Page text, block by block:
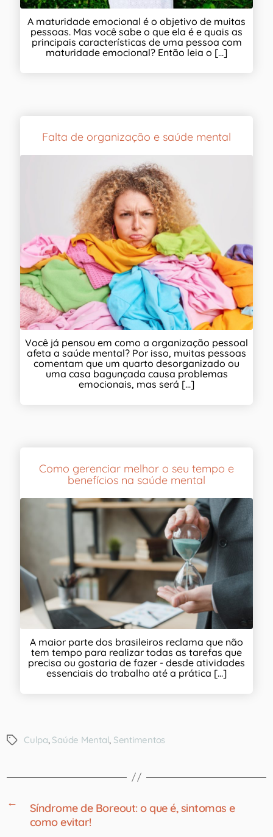
A maturidade emocional é o objetivo de muitas
pessoas. Mas você sabe o que ela é e quais as
principais características de uma pessoa com
maturidade emocional? Então leia o [...]
Falta de organização e saúde mental
Você já pensou em como a organização pessoal
afeta a saúde mental? Por isso, muitas pessoas
comentam que um quarto desorganizado ou
uma casa bagunçada causa problemas
emocionais, mas será [...]
Como gerenciar melhor o seu tempo e
benefícios na saúde mental
A maior parte dos brasileiros reclama que não
tem tempo para realizar todas as tarefas que
precisa ou gostaria de fazer - desde atividades
essenciais do trabalho até a prática [...]
Culpa, Saúde Mental, Sentimentos
←
Síndrome de Boreout: o que é, sintomas e
como evitar!